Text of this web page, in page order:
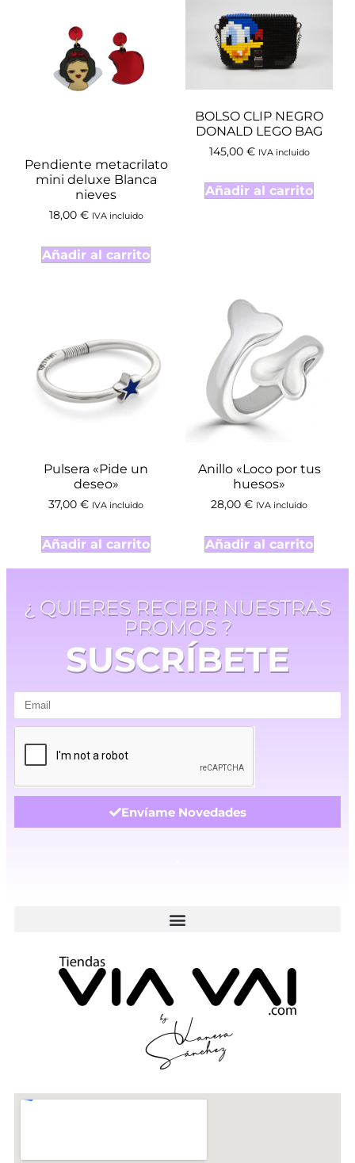
Pendiente metacrilato
mini deluxe Blanca
nieves
18,00 € IVA incluido
Añadir al carrito
BOLSO CLIP NEGRO
DONALD LEGO BAG
145,00 € IVA incluido
Añadir al carrito
Pulsera «Pide un
deseo»
37,00 € IVA incluido
Añadir al carrito
Anillo «Loco por tus
huesos»
28,00 € IVA incluido
Añadir al carrito
¿ QUIERES RECIBIR NUESTRAS
PROMOS ?
SUSCRÍBETE
Envíame Novedades